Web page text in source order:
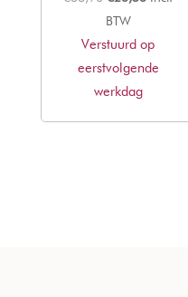
prijs
was:
€38,90.
is:
€23,53.
BTW
Verstuurd op
eerstvolgende
werkdag